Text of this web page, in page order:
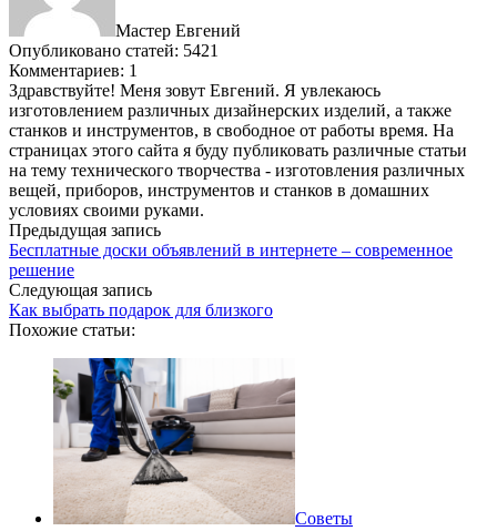
Мастер Евгений
Опубликовано статей: 5421
Комментариев: 1
Здравствуйте! Меня зовут Евгений. Я увлекаюсь
изготовлением различных дизайнерских изделий, а также
станков и инструментов, в свободное от работы время. На
страницах этого сайта я буду публиковать различные статьи
на тему технического творчества - изготовления различных
вещей, приборов, инструментов и станков в домашних
условиях своими руками.
Предыдущая запись
Бесплатные доски объявлений в интернете – современное
решение
Следующая запись
Как выбрать подарок для близкого
Похожие статьи:
Советы